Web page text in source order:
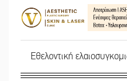
Εθελοντική